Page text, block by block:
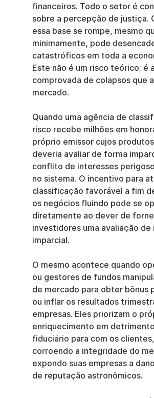
financeiros. Todo o setor é
sobre a percepção de justiça.
essa base se rompe, mesmo
minimamente, pode
catastróficos em toda a
Este não é um risco teórico; é
comprovada de colapsos que
mercado.
Quando uma agência de
risco recebe milhões em
próprio emissor cujos
deveria avaliar de forma
conflito de interesses
no sistema. O incentivo para
classificação favorável a fim
os negócios fluindo pode se
diretamente ao dever de
investidores uma avaliação de
imparcial.
O mesmo acontece quando
ou gestores de fundos
de mercado para obter bônus
ou inflar os resultados
empresas. Eles priorizam o
enriquecimento em
fiduciário para com os clientes,
corroendo a integridade do
expondo suas empresas a
de reputação astronômicos.